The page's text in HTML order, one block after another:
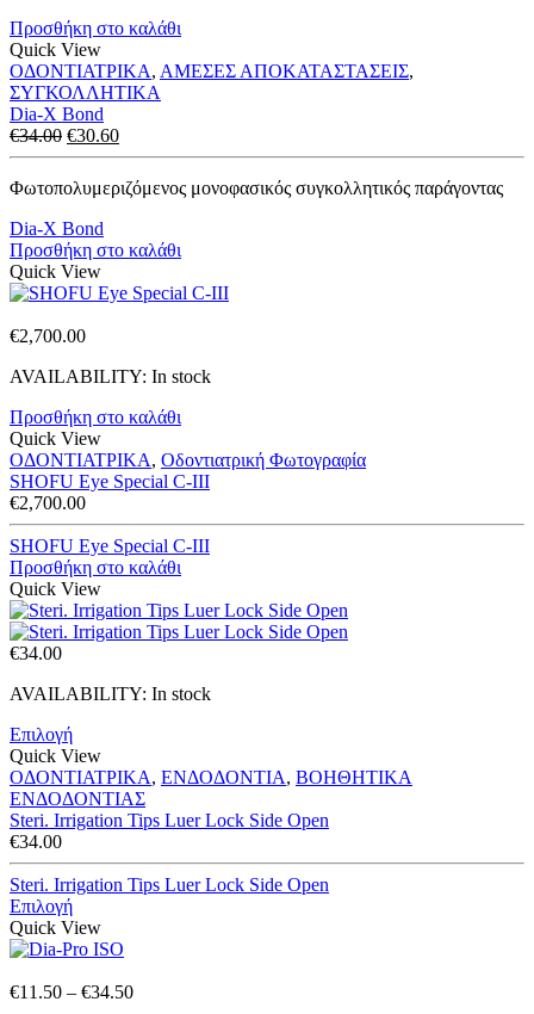
€30.60.
Προσθήκη στο καλάθι
Quick View
ΟΔΟΝΤΙΑΤΡΙΚΑ, ΑΜΕΣΕΣ ΑΠΟΚΑΤΑΣΤΑΣΕΙΣ,
ΣΥΓΚΟΛΛΗΤΙΚΑ
Dia-X Bond
€34.00 Original
price
was:
€34.00.
€30.60Η
τρέχουσα
τιμή
είναι:
Φωτοπολυμεριζόμενος μονοφασικός συγκολλητικός παράγοντας
Dia-X Bond
Προσθήκη στο καλάθι
Quick View
€2,700.00
AVAILABILITY: In stock
Προσθήκη στο καλάθι
Quick View
ΟΔΟΝΤΙΑΤΡΙΚΑ, Οδοντιατρική Φωτογραφία
SHOFU Eye Special C-III
€2,700.00
SHOFU Eye Special C-III
Προσθήκη στο καλάθι
Quick View
€34.00
AVAILABILITY: In stock
Επιλογή
Quick View
ΟΔΟΝΤΙΑΤΡΙΚΑ, ΕΝΔΟΔΟΝΤΙΑ, ΒΟΗΘΗΤΙΚΑ
ΕΝΔΟΔΟΝΤΙΑΣ
Steri. Irrigation Tips Luer Lock Side Open
€34.00
Steri. Irrigation Tips Luer Lock Side Open
Επιλογή
Quick View
€11.50 – €34.50Price